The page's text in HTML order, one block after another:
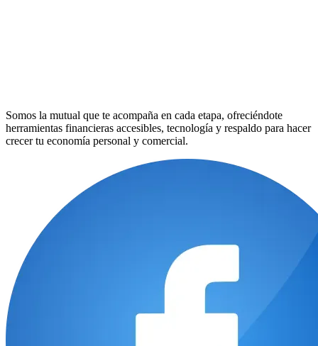
Somos la mutual que te acompaña en cada etapa, ofreciéndote
herramientas financieras accesibles, tecnología y respaldo para hacer
crecer tu economía personal y comercial.